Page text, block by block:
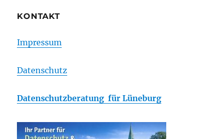
KONTAKT
Impressum
Datenschutz
Datenschutzberatung für Lüneburg